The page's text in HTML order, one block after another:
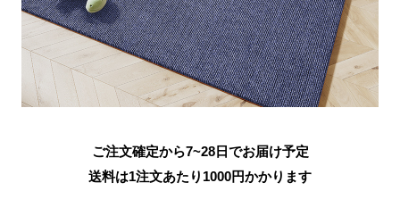
ご注文確定から7~28日でお届け予定
送料は1注文あたり 1000円かかります